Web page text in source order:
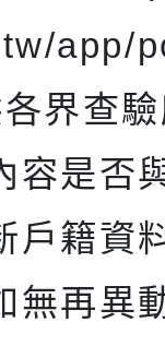
app/
界查
容是否
戶籍資
無再異